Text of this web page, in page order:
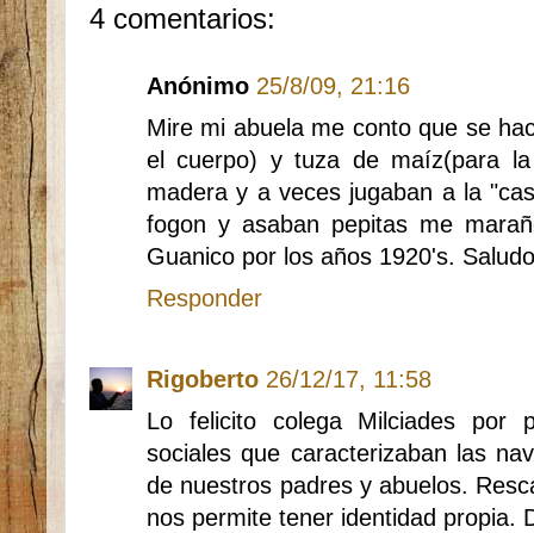
4 comentarios:
Anónimo 25/8/09, 21:16
Mire mi abuela me conto que se
el cuerpo) y tuza de maíz(para
madera y a veces jugaban a la
fogon y asaban pepitas me
Guanico por los años 1920's.
Responder
Rigoberto 26/12/17, 11:58
Lo felicito colega Milciades por
sociales que caracterizaban las
de nuestros padres y abuelos.
nos permite tener identidad propia.